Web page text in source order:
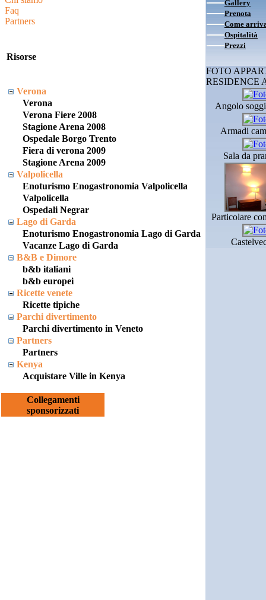
Faq
Partners
Risorse
Verona
Verona
Verona Fiere 2008
Stagione Arena 2008
Ospedale Borgo Trento
Fiera di verona 2009
Stagione Arena 2009
Valpolicella
Enoturismo Enogastronomia Valpolicella
Valpolicella
Ospedali Negrar
Lago di Garda
Enoturismo Enogastronomia Lago di Garda
Vacanze Lago di Garda
B&B e Dimore
b&b italiani
b&b europei
Ricette venete
Ricette tipiche
Parchi divertimento
Parchi divertimento in Veneto
Partners
Partners
Kenya
Acquistare Ville in Kenya
Collegamenti
sponsorizzati
Gallery
Prenota
Come
Ospitalità
Prezzi
FOTO
RESIDENCE
Angolo
Armadi
Sala da
Particolare